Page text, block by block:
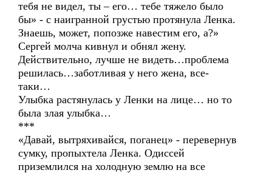
тебя не видел, ты – его… тебе тяжело было
бы» - с наигранной грустью протянула Ленка.
Знаешь, может, попозже навестим его, а?»
Сергей молча кивнул и обнял жену.
Действительно, лучше не видеть…проблема
решилась…заботливая у него жена, все-
таки…
Улыбка растянулась у Ленки на лице… но то
была злая улыбка…
***
«Давай, вытряхивайся, поганец» - перевернув
сумку, пропыхтела Ленка. Одиссей
приземлился на холодную землю на все